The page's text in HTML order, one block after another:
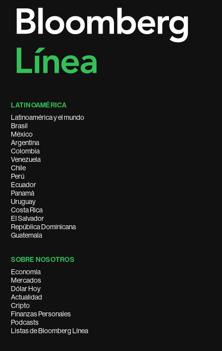
LATINOAMÉRICA
Latinoamérica y el mundo
Brasil
México
Argentina
Colombia
Venezuela
Chile
Perú
Ecuador
Panamá
Uruguay
Costa Rica
El Salvador
República Dominicana
Guatemala
SOBRE NOSOTROS
Economía
Mercados
Dólar Hoy
Actualidad
Cripto
Finanzas Personales
Podcasts
Listas de Bloomberg Línea